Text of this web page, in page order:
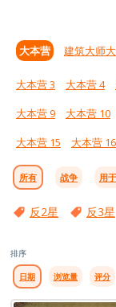
大本营 建筑大师
大本营 3 大本营 4
大本营 9
大本营 10
大本营 15
大本营 16
所有 战争 用
反2星 反3星
排序
日期 浏览量 评分